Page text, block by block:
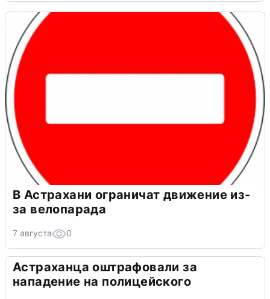
В Астрахани ограничат движение из-
за велопарада
7 августа 0
Астраханца оштрафовали за
нападение на полицейского